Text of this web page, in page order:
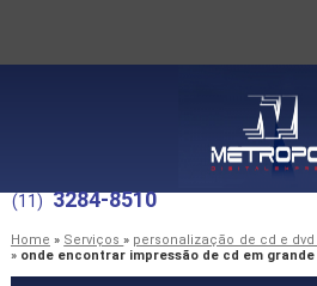
(11) 3284-8510
Home » Serviços» personalização de cd e
» onde encontrar impressão de cd em